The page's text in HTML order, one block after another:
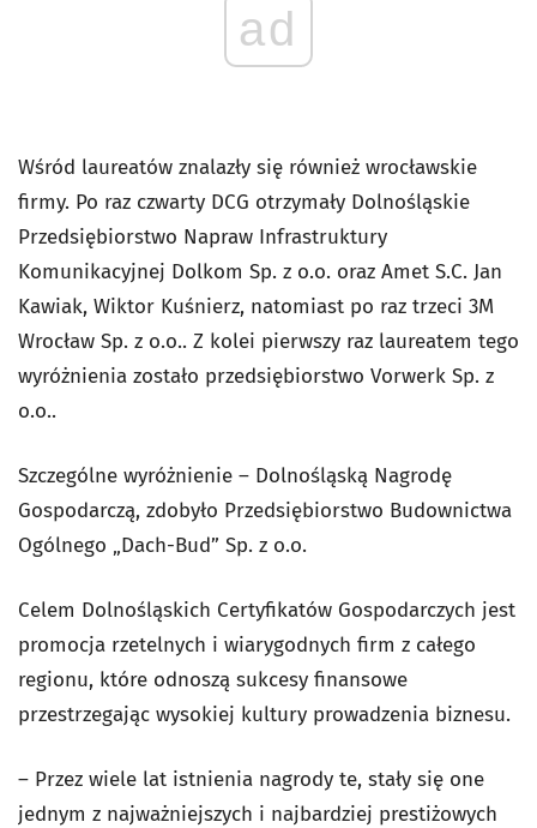
ad
Wśród laureatów znalazły się również wrocławskie
firmy. Po raz czwarty DCG otrzymały Dolnośląskie
Przedsiębiorstwo Napraw Infrastruktury
Komunikacyjnej Dolkom Sp. z o.o. oraz Amet S.C. Jan
Kawiak, Wiktor Kuśnierz, natomiast po raz trzeci 3M
Wrocław Sp. z o.o.. Z kolei pierwszy raz laureatem tego
wyróżnienia zostało przedsiębiorstwo Vorwerk Sp. z
o.o..
Szczególne wyróżnienie – Dolnośląską Nagrodę
Gospodarczą, zdobyło Przedsiębiorstwo Budownictwa
Ogólnego „Dach-Bud” Sp. z o.o.
Celem Dolnośląskich Certyfikatów Gospodarczych jest
promocja rzetelnych i wiarygodnych firm z całego
regionu, które odnoszą sukcesy finansowe
przestrzegając wysokiej kultury prowadzenia biznesu.
– Przez wiele lat istnienia nagrody te, stały się one
jednym z najważniejszych i najbardziej prestiżowych